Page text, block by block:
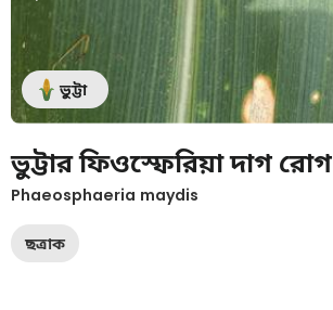
ভুট্টা
ভুট্টার ফিওস্ফেরিয়া দাগ রোগ
Phaeosphaeria maydis
ছত্রাক